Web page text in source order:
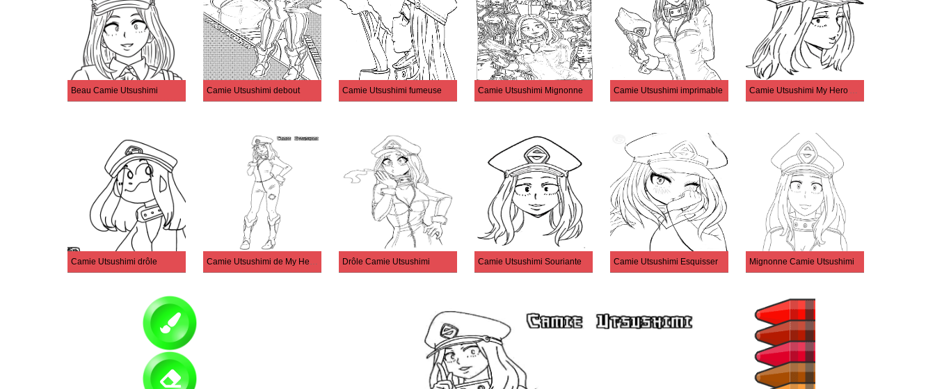
Beau Camie Utsushimi Camie Utsushimi debout Camie Utsushimi fumeuse Camie Utsushimi Mignonne Camie Utsushimi imprimable Camie Utsushimi My Hero Academia
Camie Utsushimi drôle Camie Utsushimi de My Hero Academia Drôle Camie Utsushimi Camie Utsushimi Souriante Camie Utsushimi Esquisser Mignonne Camie Utsushimi